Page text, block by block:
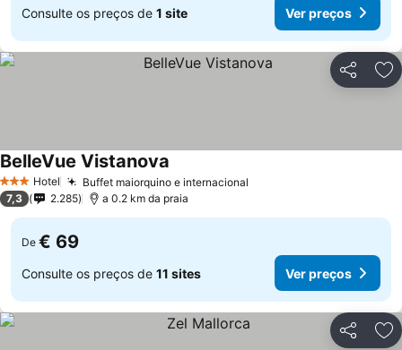
Consulte os preços de 1 site Ver preços
Partilhar
3 EstrelasHotel Buffet maiorquino e internacional
BelleVue Vistanova
7,3 2.285 a 0.2 km da praia
De € 69
Consulte os preços de 11 sites Ver preços
Partilhar